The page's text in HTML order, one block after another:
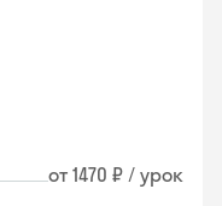
от 1470 ₽ / урок